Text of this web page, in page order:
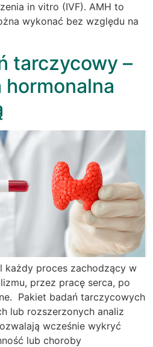
in vitro (IVF). AMH to
wykonać bez względu na
tarczycowy –
każdy proces zachodzący w
przez pracę serca, po
Pakiet badań tarczycowych
lub rozszerzonych analiz
wcześnie wykryć
lub choroby